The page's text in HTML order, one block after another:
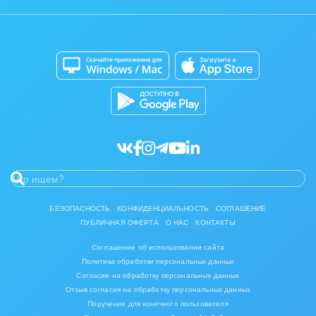
Кибербезопасность
Битрикс24 для Энтерпрайз
Битрикс24 Маркет
Разработчикам приложений
БЕЗОПАСНОСТЬ КОНФИДЕНЦИАЛЬНОСТЬ
СОГЛАШЕНИЕ
ПУБЛИЧНАЯ ОФЕРТА
О НАС КОНТАКТЫ
Соглашение об использовании сайта
Политика обработки персональных данных
Согласие на обработку персональных данных
Отзыв согласия на обработку персональных данных
Поручение для конечного пользователя